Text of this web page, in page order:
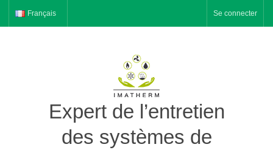
Français Se connecter
Expert de l’entretien
des systèmes de